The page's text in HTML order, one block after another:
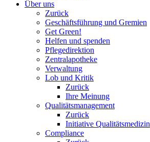
Über uns
Zurück
Geschäftsführung und Gremien
Get Green!
Helfen und spenden
Pflegedirektion
Zentralapotheke
Verwaltung
Lob und Kritik
Zurück
Ihre Meinung
Qualitätsmanagement
Zurück
Initiative Qualitätsmedizin
Compliance